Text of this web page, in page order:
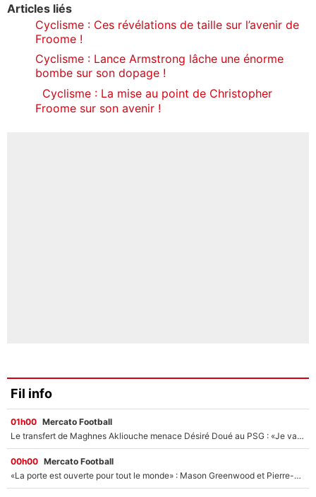
Articles liés
Cyclisme : Ces révélations de taille sur l’avenir de
Froome !
Cyclisme : Lance Armstrong lâche une énorme
bombe sur son dopage !
Cyclisme : La mise au point de Christopher
Froome sur son avenir !
Fil info
01h00 Mercato Football
Le transfert de Maghnes Akliouche menace Désiré Doué au PSG : «Je valide à 200%»
00h00 Mercato Football
«La porte est ouverte pour tout le monde» : Mason Greenwood et Pierre-Emerick Aubameyang ont quitté l'OM, Amine Gouiri balance sur la suite du mercato et sur la réaction du vestiaire !